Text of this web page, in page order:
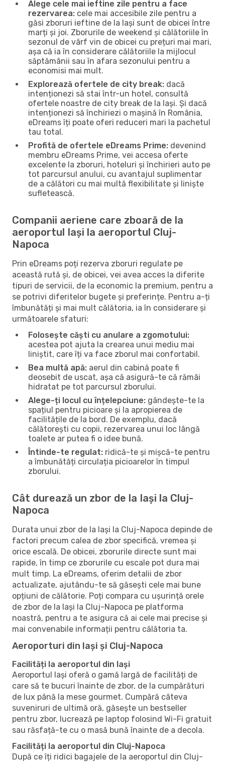
Alege cele mai ieftine zile pentru a face
rezervarea: cele mai accesibile zile pentru a
găsi zboruri ieftine de la Iași sunt de obicei între
marți și joi. Zborurile de weekend și călătoriile în
sezonul de vârf vin de obicei cu prețuri mai mari,
așa că ia în considerare călătoriile la mijlocul
săptămânii sau în afara sezonului pentru a
economisi mai mult.
Explorează ofertele de city break: dacă
intenționezi să stai într-un hotel, consultă
ofertele noastre de city break de la Iași. Și dacă
intenționezi să închiriezi o mașină în România,
eDreams îți poate oferi reduceri mari la pachetul
tau total.
Profită de ofertele eDreams Prime: devenind
membru eDreams Prime, vei accesa oferte
excelente la zboruri, hoteluri și închirieri auto pe
tot parcursul anului, cu avantajul suplimentar
de a călători cu mai multă flexibilitate și liniște
sufletească.
Companii aeriene care zboară de la
aeroportul Iași la aeroportul Cluj-
Napoca
Prin eDreams poți rezerva zboruri regulate pe
această rută și, de obicei, vei avea acces la diferite
tipuri de servicii, de la economic la premium, pentru a
se potrivi diferitelor bugete și preferințe. Pentru a-ți
îmbunătăți și mai mult călătoria, ia în considerare și
următoarele sfaturi:
Folosește căști cu anulare a zgomotului:
acestea pot ajuta la crearea unui mediu mai
liniștit, care îți va face zborul mai confortabil.
Bea multă apă: aerul din cabină poate fi
deosebit de uscat, așa că asigură-te că rămâi
hidratat pe tot parcursul zborului.
Alege-ți locul cu înțelepciune: gândește-te la
spațiul pentru picioare și la apropierea de
facilitățile de la bord. De exemplu, dacă
călătorești cu copii, rezervarea unui loc lângă
toalete ar putea fi o idee bună.
Întinde-te regulat: ridică-te și mișcă-te pentru
a îmbunătăți circulația picioarelor în timpul
zborului.
Cât durează un zbor de la Iași la Cluj-
Napoca
Durata unui zbor de la Iași la Cluj-Napoca depinde de
factori precum calea de zbor specifică, vremea și
orice escală. De obicei, zborurile directe sunt mai
rapide, în timp ce zborurile cu escale pot dura mai
mult timp. La eDreams, oferim detalii de zbor
actualizate, ajutându-te să găsești cele mai bune
opțiuni de călătorie. Poți compara cu ușurință orele
de zbor de la Iași la Cluj-Napoca pe platforma
noastră, pentru a te asigura că ai cele mai precise și
mai convenabile informații pentru călătoria ta.
Aeroporturi din Iași și Cluj-Napoca
Facilități la aeroportul din Iași
Aeroportul Iași oferă o gamă largă de facilități de
care să te bucuri înainte de zbor, de la cumpărături
de lux până la mese gourmet. Cumpără câteva
suveniruri de ultimă oră, găsește un bestseller
pentru zbor, lucrează pe laptop folosind Wi-Fi gratuit
sau răsfață-te cu o masă bună înainte de a decola.
Facilități la aeroportul din Cluj-Napoca
După ce îți ridici bagajele de la aeroportul din Cluj-